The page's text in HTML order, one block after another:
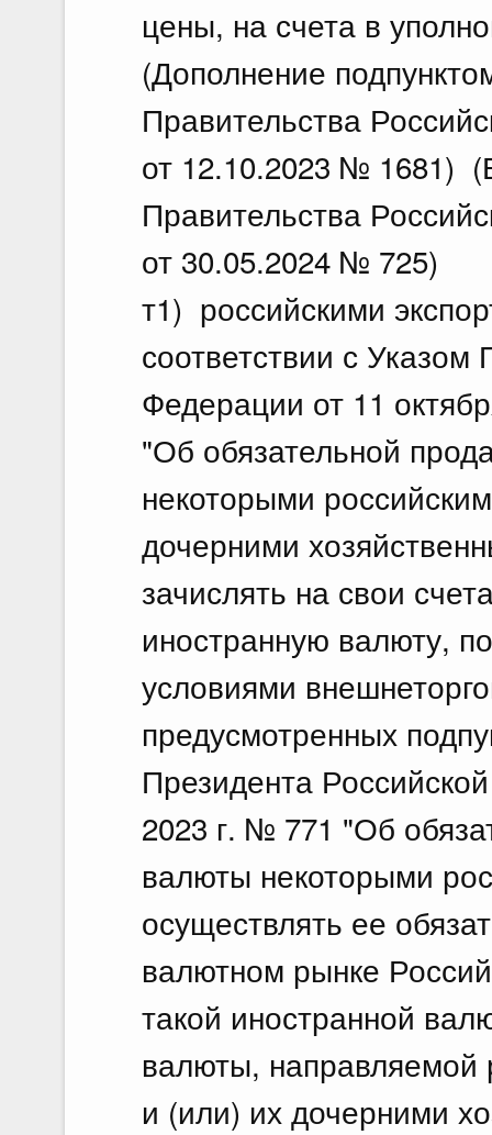
цены, на счета в
(Дополнение
Правительства
от 12.10.2023 № 1681)
Правительства
от 30.05.2024 № 725)
т1) российскими
соответствии с Указом
Федерации от 11
"Об обязательной
некоторыми
дочерними
зачислять на свои
иностранную валюту,
условиями
предусмотренных
Президента
2023 г. № 771 "Об
валюты некоторыми
осуществлять ее
валютном рынке
такой иностранной
валюты, направляемой
и (или) их дочерними